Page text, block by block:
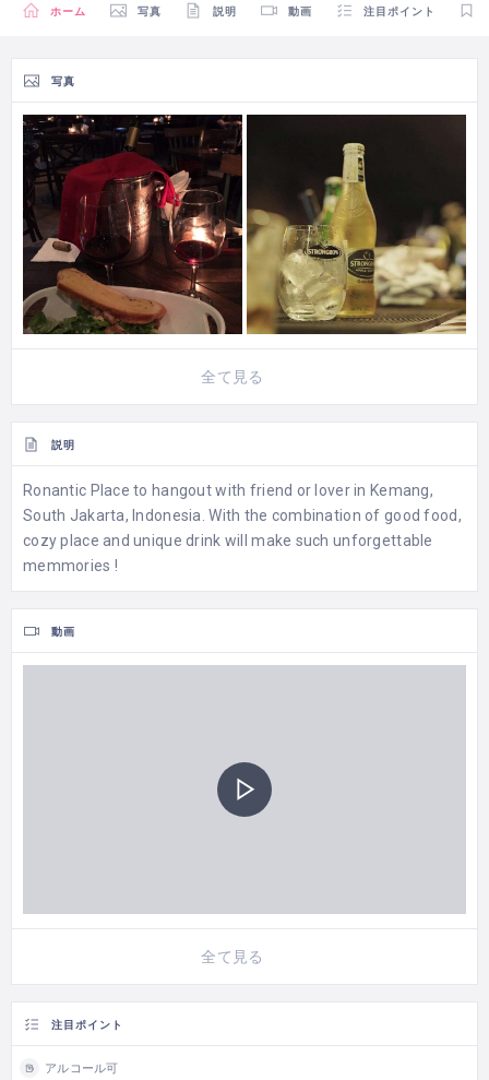
ホーム 写真 説明 動画 注目ポイント
写真
全て見る
説明
Ronantic Place to hangout with friend or lover in Kemang,
South Jakarta, Indonesia. With the combination of good food,
cozy place and unique drink will make such unforgettable
memmories !
動画
全て見る
注目ポイント
アルコール可